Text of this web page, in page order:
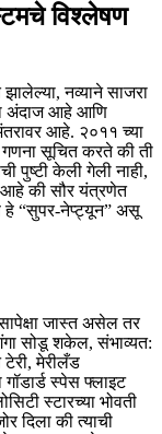
विश्लेषण
नव्याने साजरा
अंदाज आहे आणि
आहे. २०११ च्या
सूचित करते की ती
पुष्टी केली गेली नाही,
की सौर यंत्रणेत
हे “सुपर-नेप्ट्यून” असू
जास्त असेल तर
सोडू शकेल, संभाव्यत:
मेरीलँड
स्पेस फ्लाइट
स्टारच्या भोवती
दिला की त्याची